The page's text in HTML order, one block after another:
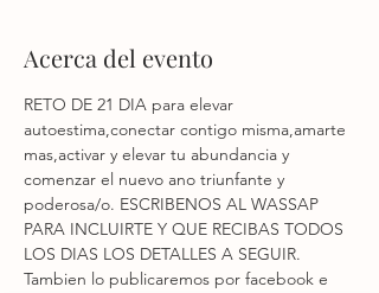
Acerca del evento
RETO DE 21 DIA para elevar
autoestima,conectar contigo misma,amarte
mas,activar y elevar tu abundancia y
comenzar el nuevo ano triunfante y
poderosa/o. ESCRIBENOS AL WASSAP
PARA INCLUIRTE Y QUE RECIBAS TODOS
LOS DIAS LOS DETALLES A SEGUIR.
Tambien lo publicaremos por facebook e